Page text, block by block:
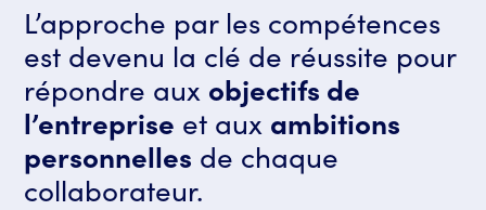
L’approche par les compétences
est devenu la clé de réussite pour
répondre aux objectifs de
l’entreprise et aux ambitions
personnelles de chaque
collaborateur.